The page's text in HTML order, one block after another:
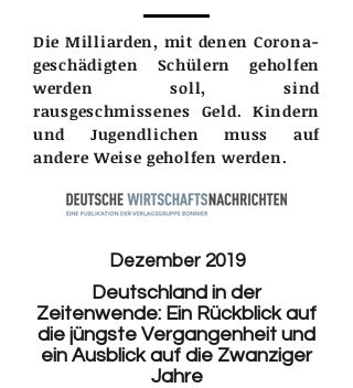
Die Milliarden, mit denen Corona-
geschädigten Schülern geholfen
werden soll, sind
rausgeschmissenes Geld. Kindern
und Jugendlichen muss auf
andere Weise geholfen werden.
Dezember 2019
Deutschland in der
Zeitenwende: Ein Rückblick auf
die jüngste Vergangenheit und
ein Ausblick auf die Zwanziger
Jahre